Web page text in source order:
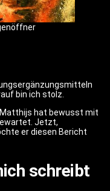
bin ich stolz.
Matthijs hat bewusst mit
Jetzt,
er diesen Bericht
schreibt